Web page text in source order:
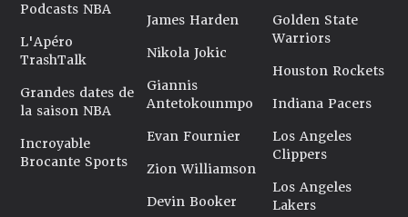
Podcasts NBA
L'Apéro
TrashTalk
Grandes dates de
la saison NBA
Incroyable
Brocante Sports
James Harden
Nikola Jokic
Giannis
Antetokounmpo
Evan Fournier
Zion Williamson
Devin Booker
Golden State
Warriors
Houston Rockets
Indiana Pacers
Los Angeles
Clippers
Los Angeles
Lakers